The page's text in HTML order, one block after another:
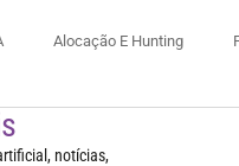
Alocação E Hunting
notícias,